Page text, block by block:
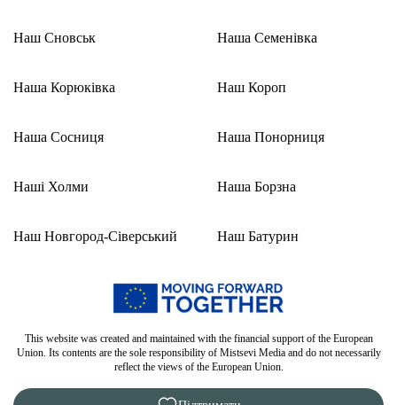
Наш Сновськ
Наша Корюківка
Наша Сосниця
Наші Холми
Наш Новгород-Сіверський
Наша Семенівка
Наш Короп
Наша Понорниця
Наша Борзна
Наш Батурин
This website was created and maintained with the financial support of the European
Union. Its contents are the sole responsibility of Mistsevi Media and do not necessarily
reflect the views of the European Union.